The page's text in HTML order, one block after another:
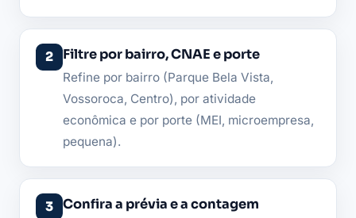
Filtre por bairro, CNAE e porte
Refine por bairro (Parque Bela Vista,
Vossoroca, Centro), por atividade
econômica e por porte (MEI, microempresa,
pequena).
Confira a prévia e a contagem